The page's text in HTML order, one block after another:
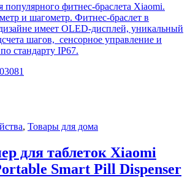
популярного фитнес-браслета Xiaomi.
и шагометр. Фитнес-браслет в
имеет OLED-дисплей, уникальный
шагов, сенсорное управление и
стандарту IP67.
, Товары для дома
для таблеток Xiaomi
Smart Pill Dispenser